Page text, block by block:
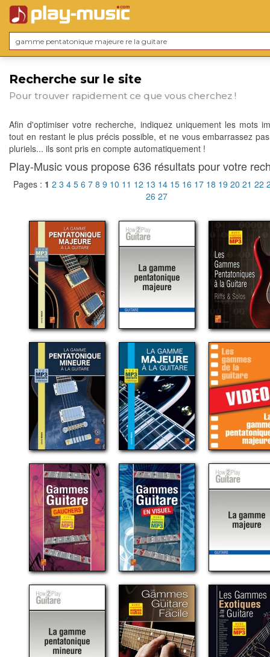
Recherche sur le site
Pour trouver rapidement ce que vous cherchez !
Afin d'optimiser votre recherche, indiquez uniquement les mots
tout en restant le plus précis possible, et ne vous embarrassez
pluriels... ils sont pris en compte automatiquement !
Play-Music vous propose 636 résultats pour votre
Pages : 1 2 3 4 5 6 7 8 9 10 11 12 13 14 15 16 17 18 19 20 21 22
26 27